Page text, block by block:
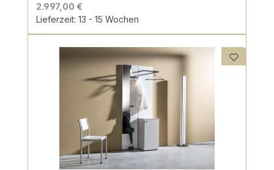
2.997,00 €
Lieferzeit: 13 - 15 Wochen